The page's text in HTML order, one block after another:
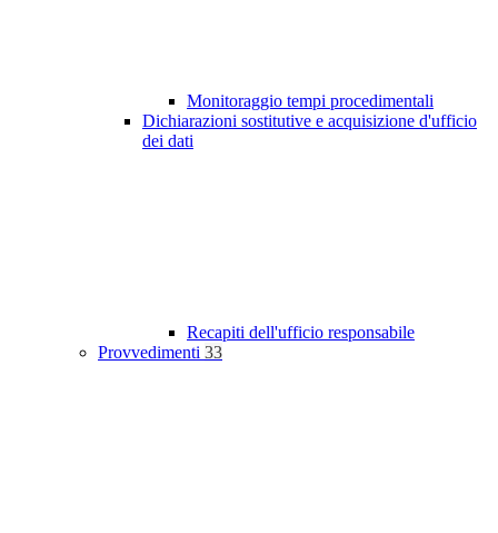
Monitoraggio tempi procedimentali
Dichiarazioni sostitutive e acquisizione d'ufficio
dei dati
Recapiti dell'ufficio responsabile
Provvedimenti 33